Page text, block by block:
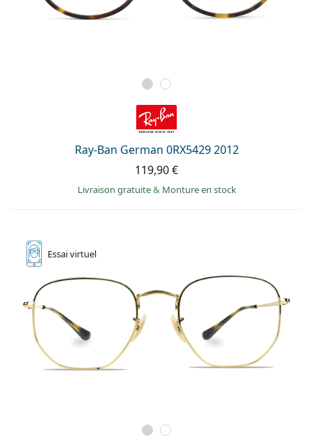
Ray-Ban German 0RX5429 2012
119,90 €
Livraison gratuite& Monture en stock
Essaivirtuel